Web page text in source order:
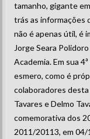
tamanho, gigante
trás as informações
não é apenas útil, é
Jorge Seara
Academia. Em sua
esmero, como é
colaboradores desta
Tavares e Delmo
comemorativa dos
2011/20113, em